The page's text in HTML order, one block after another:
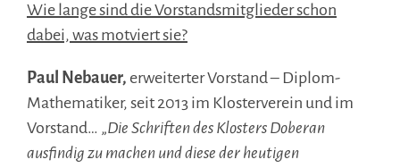
Wie lange sind die Vorstandsmitglieder schon
dabei, was motviert sie?
Paul Nebauer, erweiterter Vorstand – Diplom-
Mathematiker, seit 2013 im Klosterverein und im
Vorstand… „Die Schriften des Klosters Doberan
ausfindig zu machen und diese der heutigen